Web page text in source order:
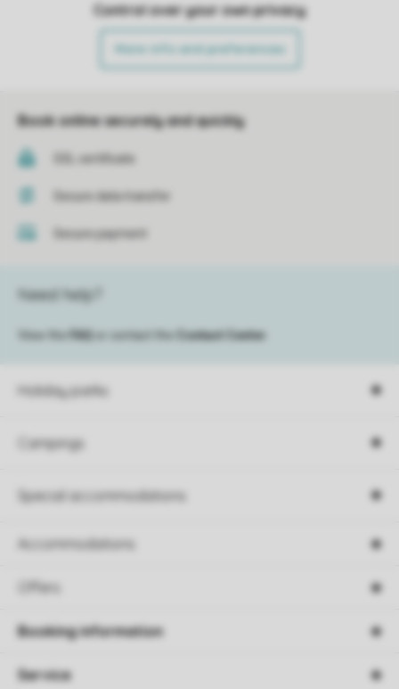
Control over your own privacy
More info and preferences
Book online securely and quickly
SSL certificate
Secure data transfer
Secure payment
Holiday parks
Campings
Special accommodations
Accommodations
Offers
Need help?
View the FAQ or contact the Contact Center
Booking information
Service